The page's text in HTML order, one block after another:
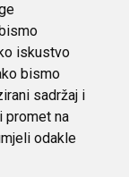
iskustvo
bismo
sadržaj i
promet na
odakle
1 EUR =